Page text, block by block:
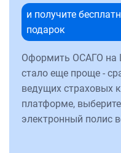
и получите
подарок
Оформить ОСАГО на
стало еще проще -
ведущих страховых
платформе,
электронный полис